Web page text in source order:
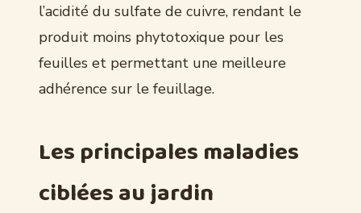
l’acidité du sulfate de cuivre, rendant le
produit moins phytotoxique pour les
feuilles et permettant une meilleure
adhérence sur le feuillage.
Les principales maladies
ciblées au jardin